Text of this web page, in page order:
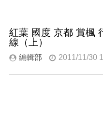
紅葉 國度 京都 賞楓
線（上）
編輯部 2011/11/30